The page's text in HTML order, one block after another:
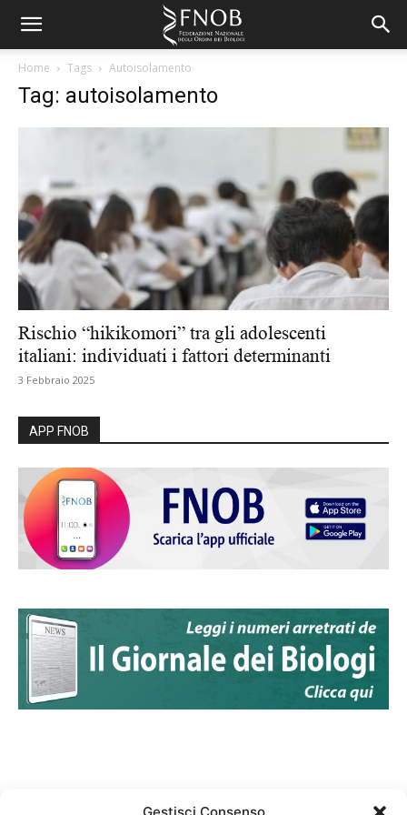
Home Tags Autoisolamento
Tag: autoisolamento
Rischio “hikikomori” tra gli adolescenti
italiani: individuati i fattori determinanti
3 Febbraio 2025
APP FNOB